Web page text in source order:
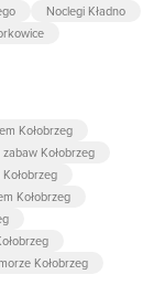
Noclegi Kładno
Kołobrzeg
Kołobrzeg
Kołobrzeg
Kołobrzeg